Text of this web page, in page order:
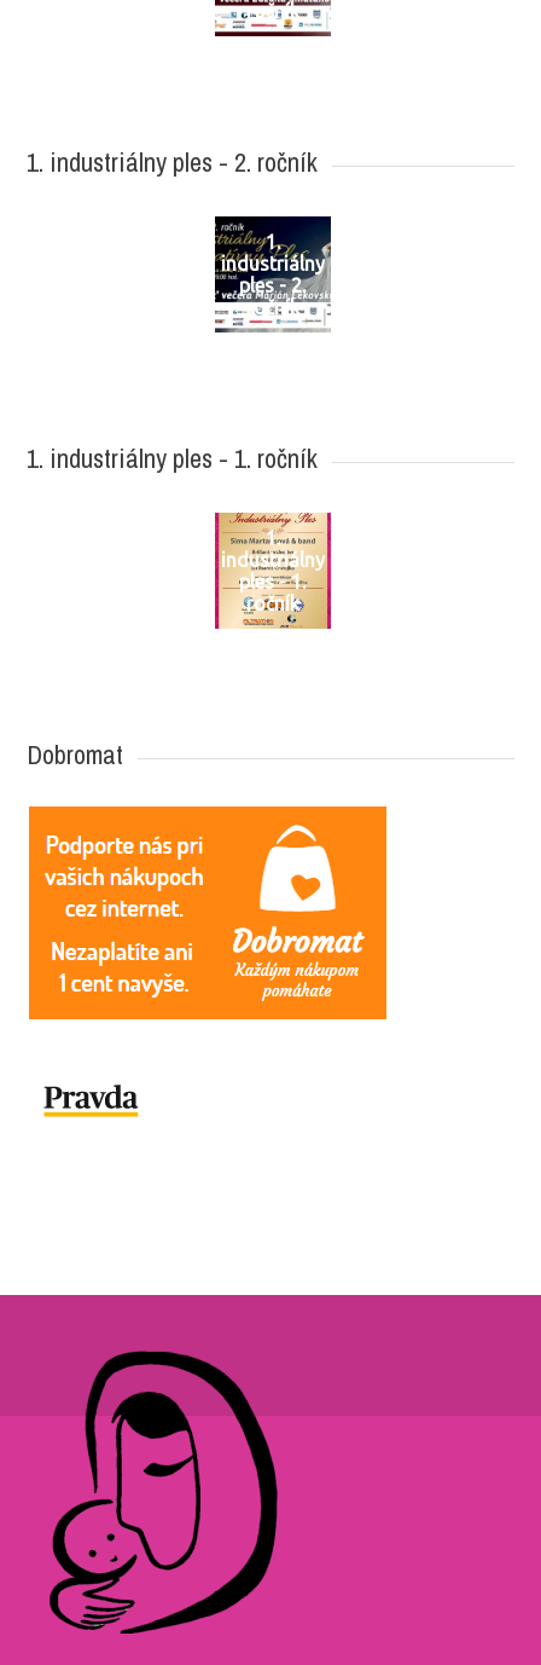
ročník
1. industriálny ples - 2. ročník
1.
industriálny
ples - 2.
ročník
1. industriálny ples - 1. ročník
1.
industriálny
ples - 1.
ročník
Dobromat